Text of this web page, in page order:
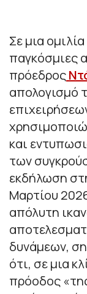
Σε μια
παγκόσμιες
πρόεδρος
απολογισμό
και
των
εκδήλωση
Μαρτίου
απόλυτη
δυνάμεων,
ότι, σε μια
πρόοδος